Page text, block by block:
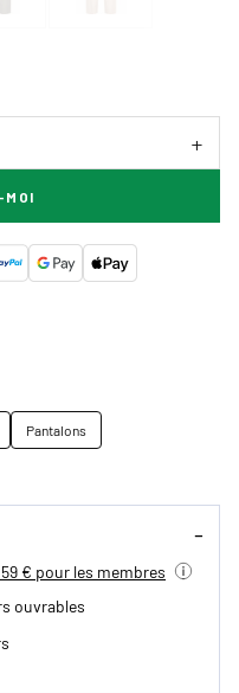
MOI
Pantalons
€ pour les membres
ouvrables